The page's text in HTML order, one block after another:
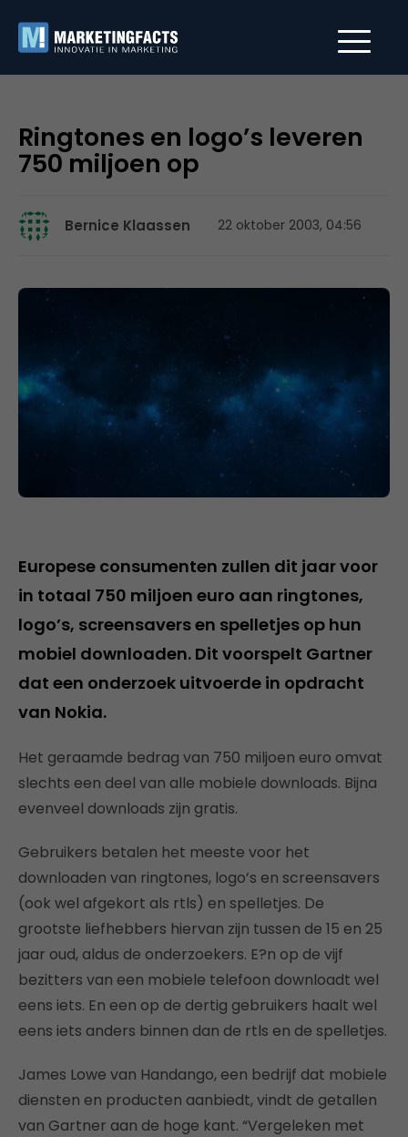
Ringtones en logo’s leveren
750 miljoen op
Bernice Klaassen 22 oktober 2003, 04:56
Europese consumenten zullen dit jaar voor
in totaal 750 miljoen euro aan ringtones,
logo’s, screensavers en spelletjes op hun
mobiel downloaden. Dit voorspelt Gartner
dat een onderzoek uitvoerde in opdracht
van Nokia.
Het geraamde bedrag van 750 miljoen euro omvat
slechts een deel van alle mobiele downloads. Bijna
evenveel downloads zijn gratis.
Gebruikers betalen het meeste voor het
downloaden van ringtones, logo’s en screensavers
(ook wel afgekort als rtls) en spelletjes. De
grootste liefhebbers hiervan zijn tussen de 15 en 25
jaar oud, aldus de onderzoekers. E?n op de vijf
bezitters van een mobiele telefoon downloadt wel
eens iets. En een op de dertig gebruikers haalt wel
eens iets anders binnen dan de rtls en de spelletjes.
James Lowe van Handango, een bedrijf dat mobiele
diensten en producten aanbiedt, vindt de getallen
van Gartner aan de hoge kant. “Vergeleken met